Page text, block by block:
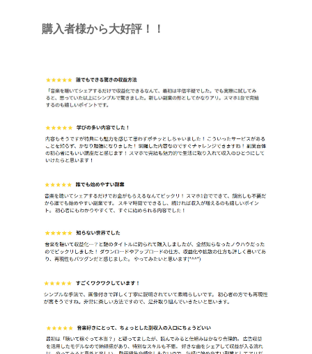
購入者様から大好評！！